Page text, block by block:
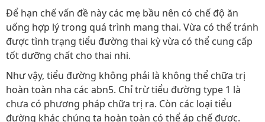
Để hạn chế vấn đề này các mẹ bầu nên có chế độ ăn
uống hợp lý trong quá trình mang thai. Vừa có thể tránh
được tình trạng tiểu đường thai kỳ vừa có thể cung cấp
tốt dưỡng chất cho thai nhi.
Như vậy, tiểu đường không phải là không thể chữa trị
hoàn toàn nha các abn5. Chỉ trừ tiểu đường type 1 là
chưa có phương pháp chữa trị ra. Còn các loại tiểu
đường khác chúng ta hoàn toàn có thể áp chế được.